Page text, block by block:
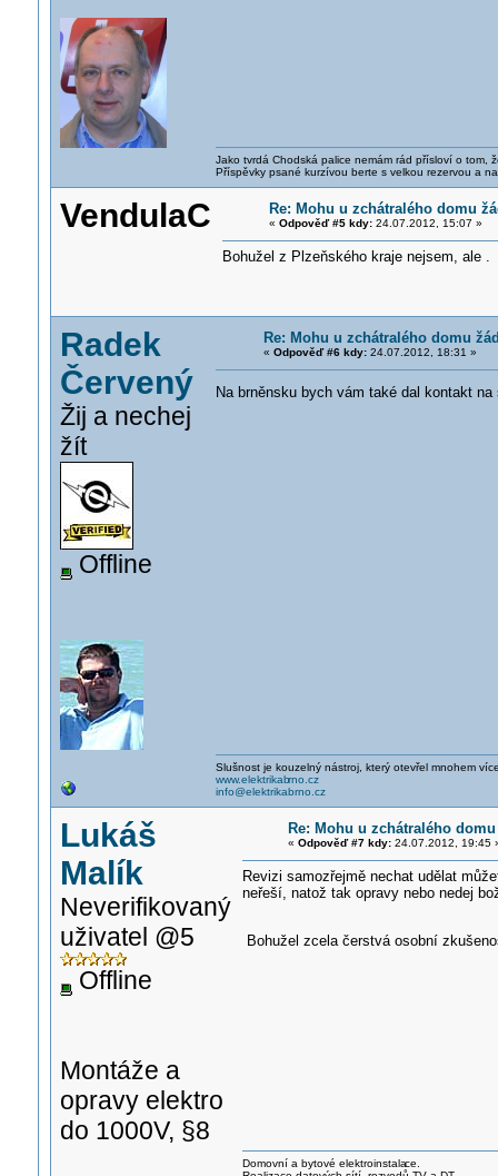
Jako tvrdá Chodská palice nemám rád přísloví o tom,
Příspěvky psané kurzívou berte s velkou rezervou a
VendulaC Re: Mohu u zchátralého domu
« Odpověď #5 kdy:24.07.2012, 15:07 »
Bohužel z Plzeňského kraje nejsem, ale .
Radek
Červený
Žij a nechej
žít
Offline
Re: Mohu u zchátralého domu
« Odpověď #6 kdy:24.07.2012, 18:31 »
Na brněnsku bych vám také dal kontakt
Slušnost je kouzelný nástroj, který otevřel mnohem
www.elektrikabrno.cz
info@elektrikabrno.cz
Lukáš
Malík
Neverifikovaný
uživatel @5
Offline
Montáže a
opravy elektro
do 1000V, §8
Re: Mohu u zchátralého
« Odpověď #7 kdy:24.07.2012, 19:45
Revizi samozřejmě nechat udělat
neřeší, natož tak opravy nebo nedej
Bohužel zcela čerstvá osobní
Domovní a bytové elektroinstalace.